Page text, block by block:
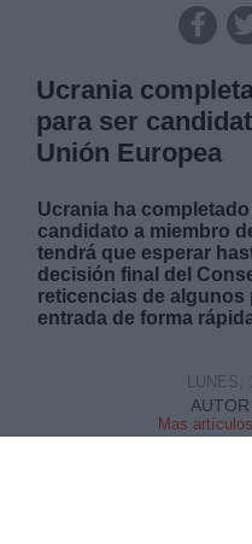
Ucrania
para ser
Unión Europea
Ucrania ha
candidato a miembro
tendrá que esperar
decisión final del
reticencias de algunos
entrada de forma
Mas